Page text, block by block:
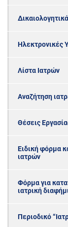
Δικαιολογητικά
Ηλεκτρονικές
Λίστα Ιατρών
Αναζήτηση
Θέσεις
Ειδική φόρμα
ιατρών
Φόρμα για
ιατρική
Περιοδικό